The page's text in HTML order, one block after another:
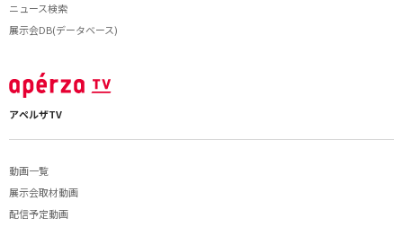
ニュース検索
展示会DB(データベース)
アペルザTV
動画一覧
展示会取材動画
配信予定動画